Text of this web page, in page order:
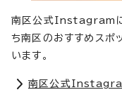
南区公式Instagramに
ち南区のおすすめスポ
います。
南区公式